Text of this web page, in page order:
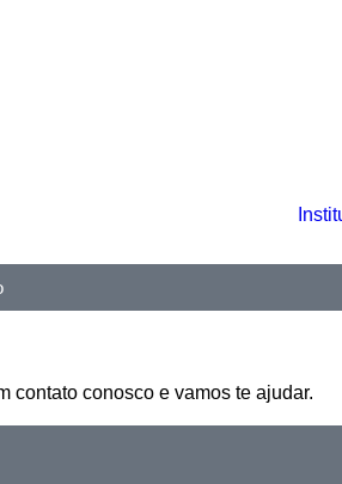
contato conosco e vamos te ajudar.